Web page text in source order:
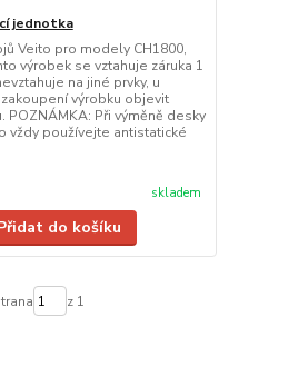
jednotka
Veito pro modely CH1800,
výrobek se vztahuje záruka 1
na jiné prvky, u
výrobku objevit
POZNÁMKA: Při výměně desky
vždy používejte antistatické
skladem
do košíku
z 1